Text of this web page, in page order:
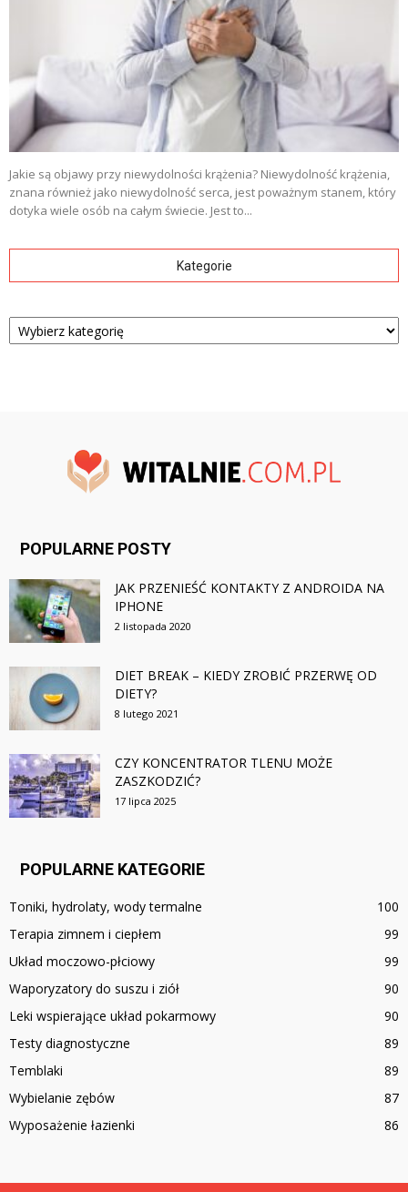
Jakie są objawy przy niewydolności krążenia? Niewydolność krążenia,
znana również jako niewydolność serca, jest poważnym stanem, który
dotyka wiele osób na całym świecie. Jest to...
Kategorie
Kategorie
POPULARNE POSTY
JAK PRZENIEŚĆ KONTAKTY Z ANDROIDA NA
IPHONE
2 listopada 2020
DIET BREAK – KIEDY ZROBIĆ PRZERWĘ OD
DIETY?
8 lutego 2021
CZY KONCENTRATOR TLENU MOŻE
ZASZKODZIĆ?
17 lipca 2025
POPULARNE KATEGORIE
Toniki, hydrolaty, wody termalne
100
Terapia zimnem i ciepłem
99
Układ moczowo-płciowy
99
Waporyzatory do suszu i ziół
90
Leki wspierające układ pokarmowy
90
Testy diagnostyczne
89
Temblaki
89
Wybielanie zębów
87
Wyposażenie łazienki
86